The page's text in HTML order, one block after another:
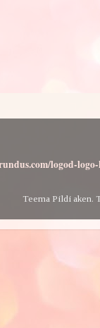
logod-
Teema Pildi aken.